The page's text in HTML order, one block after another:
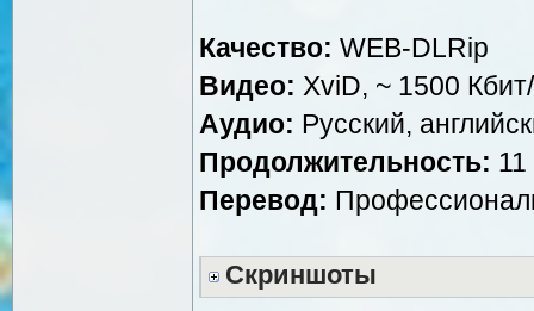
Качество: WEB-DLRip
Видео: XviD, ~ 1500
Аудио: Русский,
Продолжительность:
Перевод:
Скриншоты